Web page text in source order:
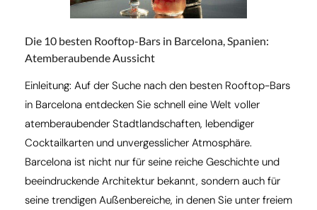
Die 10 besten Rooftop-Bars in Barcelona, Spanien:
Atemberaubende Aussicht
Einleitung: Auf der Suche nach den besten Rooftop-Bars
in Barcelona entdecken Sie schnell eine Welt voller
atemberaubender Stadtlandschaften, lebendiger
Cocktailkarten und unvergesslicher Atmosphäre.
Barcelona ist nicht nur für seine reiche Geschichte und
beeindruckende Architektur bekannt, sondern auch für
seine trendigen Außenbereiche, in denen Sie unter freiem